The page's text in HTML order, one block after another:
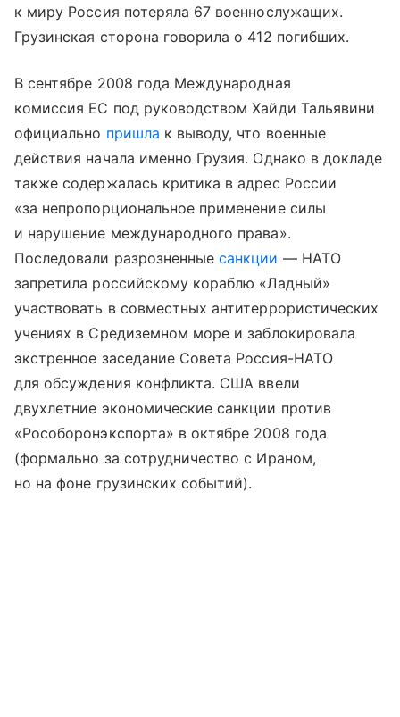
к миру Россия потеряла 67 военнослужащих.
Грузинская сторона говорила о 412 погибших.
В сентябре 2008 года Международная
комиссия ЕС под руководством Хайди Тальявини
официально пришла к выводу, что военные
действия начала именно Грузия. Однако в докладе
также содержалась критика в адрес России
«за непропорциональное применение силы
и нарушение международного права».
Последовали разрозненныесанкции — НАТО
запретила российскому кораблю «Ладный»
участвовать в совместных антитеррористических
учениях в Средиземном море и заблокировала
экстренное заседание Совета Россия-НАТО
для обсуждения конфликта. США ввели
двухлетние экономические санкции против
«Рособоронэкспорта» в октябре 2008 года
(формально за сотрудничество с Ираном,
но на фоне грузинских событий).